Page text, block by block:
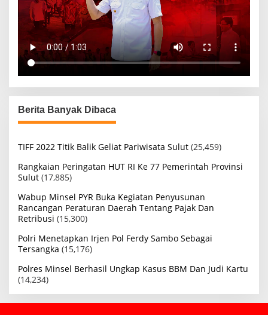
Berita Banyak Dibaca
TIFF 2022 Titik Balik Geliat Pariwisata Sulut (25,459)
Rangkaian Peringatan HUT RI Ke 77 Pemerintah Provinsi
Sulut (17,885)
Wabup Minsel PYR Buka Kegiatan Penyusunan
Rancangan Peraturan Daerah Tentang Pajak Dan
Retribusi (15,300)
Polri Menetapkan Irjen Pol Ferdy Sambo Sebagai
Tersangka (15,176)
Polres Minsel Berhasil Ungkap Kasus BBM Dan Judi Kartu
(14,234)